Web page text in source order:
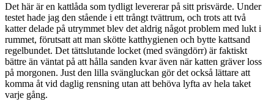
Det här är en kattlåda som tydligt levererar på sitt prisvärde. Under
testet hade jag den stående i ett trångt tvättrum, och trots att två
katter delade på utrymmet blev det aldrig något problem med lukt i
rummet, förutsatt att man skötte katthygienen och bytte kattsand
regelbundet. Det tättslutande locket (med svängdörr) är faktiskt
bättre än väntat på att hålla sanden kvar även när katten gräver loss
på morgonen. Just den lilla svängluckan gör det också lättare att
komma åt vid daglig rensning utan att behöva lyfta av hela taket
varje gång.